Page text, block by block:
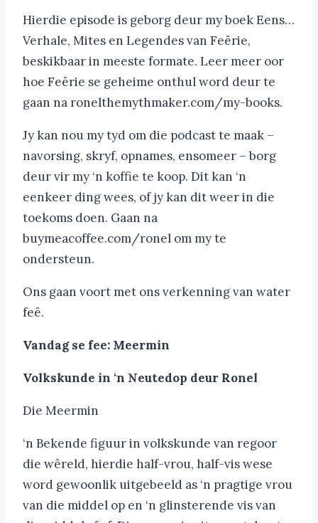
Hierdie episode is geborg deur my boek Eens…
Verhale, Mites en Legendes van Feërie,
beskikbaar in meeste formate. Leer meer oor
hoe Feërie se geheime onthul word deur te
gaan na ronelthemythmaker.com/my-books.
Jy kan nou my tyd om die podcast te maak –
navorsing, skryf, opnames, ensomeer – borg
deur vir my ‘n koffie te koop. Dit kan ‘n
eenkeer ding wees, of jy kan dit weer in die
toekoms doen. Gaan na
buymeacoffee.com/ronel om my te
ondersteun.
Ons gaan voort met ons verkenning van water
feë.
Vandag se fee: Meermin
Volkskunde in ‘n Neutedop deur Ronel
Die Meermin
‘n Bekende figuur in volkskunde van regoor
die wêreld, hierdie half-vrou, half-vis wese
word gewoonlik uitgebeeld as ‘n pragtige vrou
van die middel op en ‘n glinsterende vis van